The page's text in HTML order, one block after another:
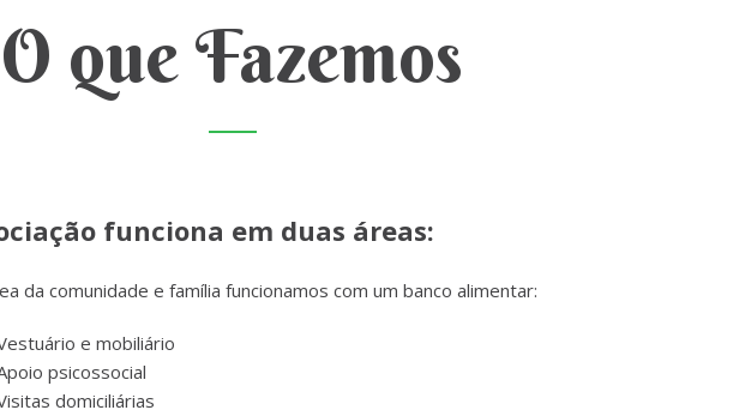
O que Fazemos
funciona em duas áreas:
da comunidade e família funcionamos com um banco alimentar:
e mobiliário
psicossocial
domiciliárias